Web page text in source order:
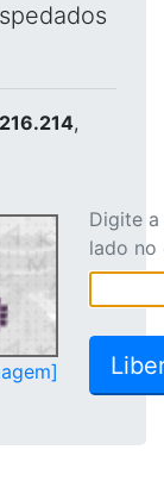
,
Digite
lado no